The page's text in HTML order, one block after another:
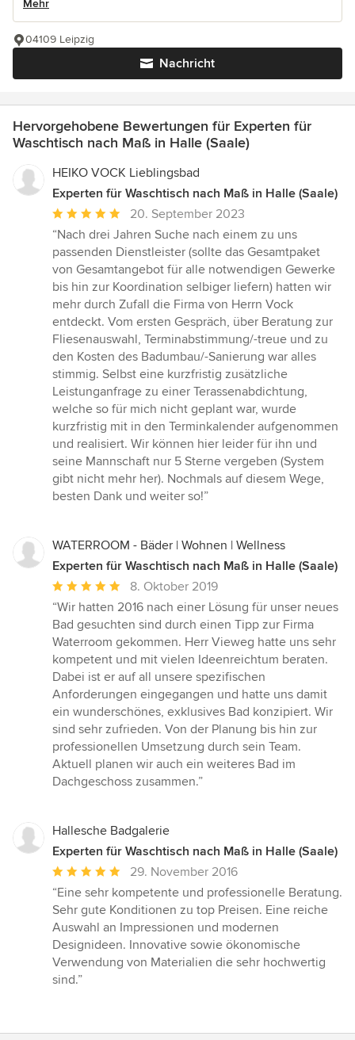
Mehr
Nachricht
04109 Leipzig
Hervorgehobene Bewertungen für Experten für
Waschtisch nach Maß in Halle (Saale)
HEIKO VOCK Lieblingsbad
Experten für Waschtisch nach Maß in Halle (Saale)
Durchschnittliche
Bewertung:
5
von
5
Sternen
20. September 2023
“Nach drei Jahren Suche nach einem zu uns
passenden Dienstleister (sollte das Gesamtpaket
von Gesamtangebot für alle notwendigen Gewerke
bis hin zur Koordination selbiger liefern) hatten wir
mehr durch Zufall die Firma von Herrn Vock
entdeckt. Vom ersten Gespräch, über Beratung zur
Fliesenauswahl, Terminabstimmung/-treue und zu
den Kosten des Badumbau/-Sanierung war alles
stimmig. Selbst eine kurzfristig zusätzliche
Leistunganfrage zu einer Terassenabdichtung,
welche so für mich nicht geplant war, wurde
kurzfristig mit in den Terminkalender aufgenommen
und realisiert. Wir können hier leider für ihn und
seine Mannschaft nur 5 Sterne vergeben (System
gibt nicht mehr her). Nochmals auf diesem Wege,
besten Dank und weiter so!”
WATERROOM - Bäder | Wohnen | Wellness
Experten für Waschtisch nach Maß in Halle (Saale)
Durchschnittliche
Bewertung:
5
von
5
Sternen
8. Oktober 2019
“Wir hatten 2016 nach einer Lösung für unser neues
Bad gesuchten sind durch einen Tipp zur Firma
Waterroom gekommen. Herr Vieweg hatte uns sehr
kompetent und mit vielen Ideenreichtum beraten.
Dabei ist er auf all unsere spezifischen
Anforderungen eingegangen und hatte uns damit
ein wunderschönes, exklusives Bad konzipiert. Wir
sind sehr zufrieden. Von der Planung bis hin zur
professionellen Umsetzung durch sein Team.
Aktuell planen wir auch ein weiteres Bad im
Dachgeschoss zusammen.”
Hallesche Badgalerie
Experten für Waschtisch nach Maß in Halle (Saale)
Durchschnittliche
Bewertung:
5
von
5
Sternen
29. November 2016
“Eine sehr kompetente und professionelle Beratung.
Sehr gute Konditionen zu top Preisen. Eine reiche
Auswahl an Impressionen und modernen
Designideen. Innovative sowie ökonomische
Verwendung von Materialien die sehr hochwertig
sind.”